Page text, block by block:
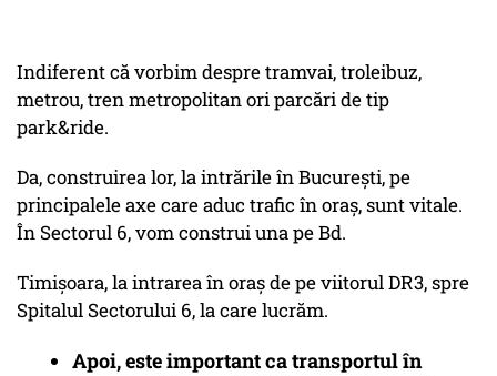
Indiferent că vorbim despre tramvai, troleibuz,
metrou, tren metropolitan ori parcări de tip
park&ride.
Da, construirea lor, la intrările în București, pe
principalele axe care aduc trafic în oraș, sunt vitale.
În Sectorul 6, vom construi una pe Bd.
Timișoara, la intrarea în oraș de pe viitorul DR3, spre
Spitalul Sectorului 6, la care lucrăm.
Apoi, este important ca transportul în